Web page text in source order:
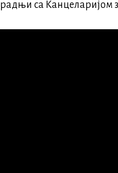
са Канцеларијом